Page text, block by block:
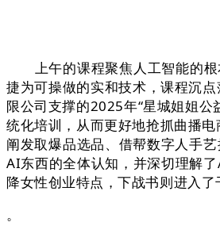
上午的课程聚焦人工智能的根
捷为可操做的实和技术，课程沉
限公司支撑的2025年“星城姐姐
统化培训，从而更好地抢抓曲播
阐发取爆品选品、借帮数字人手
AI东西的全体认知，并深切理解
降女性创业特点，下战书则进入
。